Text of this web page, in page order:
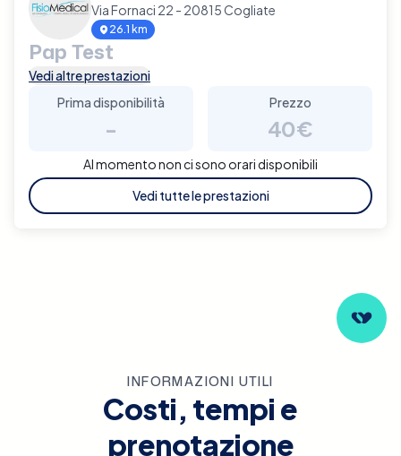
Via Fornaci 22 - 20815 Cogliate
26.1 km
Pap Test
Vedi altre prestazioni
Prima disponibilità
-
Prezzo
40€
Al momento non ci sono orari disponibili
Vedi tutte le prestazioni
INFORMAZIONI UTILI
Costi, tempi e
prenotazione